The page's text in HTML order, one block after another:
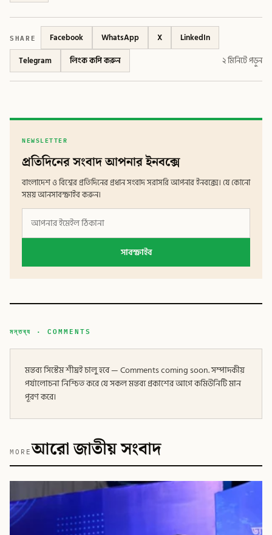
SHARE Facebook WhatsApp X
LinkedIn
Telegram
লিংক কপি করুন ২ মিনিটে পড়ুন
NEWSLETTER
প্রতিদিনের সংবাদ আপনার ইনবক্সে
বাংলাদেশ ও বিশ্বের প্রতিদিনের প্রধান সংবাদ সরাসরি আপনার ইনবক্সে। যে কোনো
সময় আনসাবস্ক্রাইব করুন।
সাবস্ক্রাইব
মন্তব্য · COMMENTS
মন্তব্য সিস্টেম শীঘ্রই চালু হবে — Comments coming soon. সম্পাদকীয়
পর্যালোচনা নিশ্চিত করে যে সকল মন্তব্য প্রকাশের আগে কমিউনিটি মান
পূরণ করে।
MOREআরো জাতীয় সংবাদ